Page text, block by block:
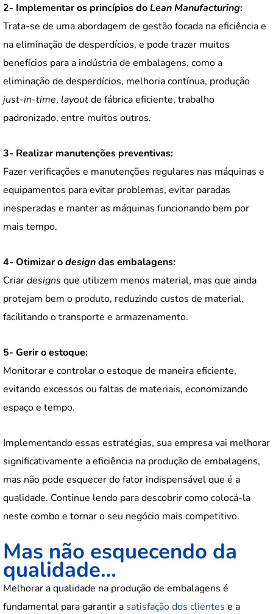
2- Implementar os princípios doLean Manufacturing:
Trata-se de uma abordagem de gestão focada na eficiência e
na eliminação de desperdícios, e pode trazer muitos
benefícios para a indústria de embalagens, como a
eliminação de desperdícios, melhoria contínua, produção
just-in-time, layoutde fábrica eficiente, trabalho
padronizado, entre muitos outros.
3- Realizar manutenções preventivas:
Fazer verificações e manutenções regulares nas máquinas e
equipamentos para evitar problemas, evitar paradas
inesperadas e manter as máquinas funcionando bem por
mais tempo.
4- Otimizar odesigndas embalagens:
Criardesigns que utilizem menos material, mas que ainda
protejam bem o produto, reduzindo custos de material,
facilitando o transporte e armazenamento.
5- Gerir o estoque:
Monitorar e controlar o estoque de maneira eficiente,
evitando excessos ou faltas de materiais, economizando
espaço e tempo.
Implementando essas estratégias, sua empresa vai melhorar
significativamente a eficiência na produção de embalagens,
mas não pode esquecer do fator indispensável que é a
qualidade. Continue lendo para descobrir como colocá-la
neste combo e tornar o seu negócio mais competitivo.
Mas não esquecendo da
qualidade…
Melhorar a qualidade na produção de embalagens é
fundamental para garantir a satisfação dos clientes e a